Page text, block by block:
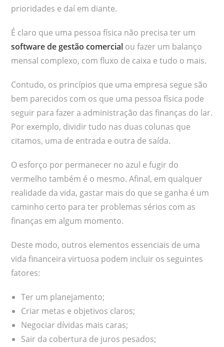
prioridades e daí em diante.
É claro que uma pessoa física não precisa ter um
software de gestão comercial ou fazer um balanço
mensal complexo, com fluxo de caixa e tudo o mais.
Contudo, os princípios que uma empresa segue são
bem parecidos com os que uma pessoa física pode
seguir para fazer a administração das finanças do lar.
Por exemplo, dividir tudo nas duas colunas que
citamos, uma de entrada e outra de saída.
O esforço por permanecer no azul e fugir do
vermelho também é o mesmo. Afinal, em qualquer
realidade da vida, gastar mais do que se ganha é um
caminho certo para ter problemas sérios com as
finanças em algum momento.
Deste modo, outros elementos essenciais de uma
vida financeira virtuosa podem incluir os seguintes
fatores:
Ter um planejamento;
Criar metas e objetivos claros;
Negociar dívidas mais caras;
Sair da cobertura de juros pesados;